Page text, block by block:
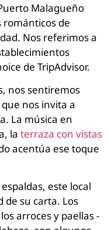
Malagueño
de
Nos referimos a
de TripAdvisor.
nos sentiremos
nos invita a
La música en
la terraza con vistas
acentúa ese toque
este local
de su carta. Los
arroces y paellas -